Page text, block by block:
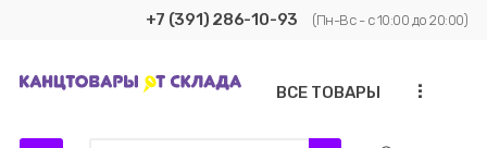
+7 (391) 286-10-93 (Пн-Вс - с 10:00 до 20:00)
ВСЕ ТОВАРЫ ...